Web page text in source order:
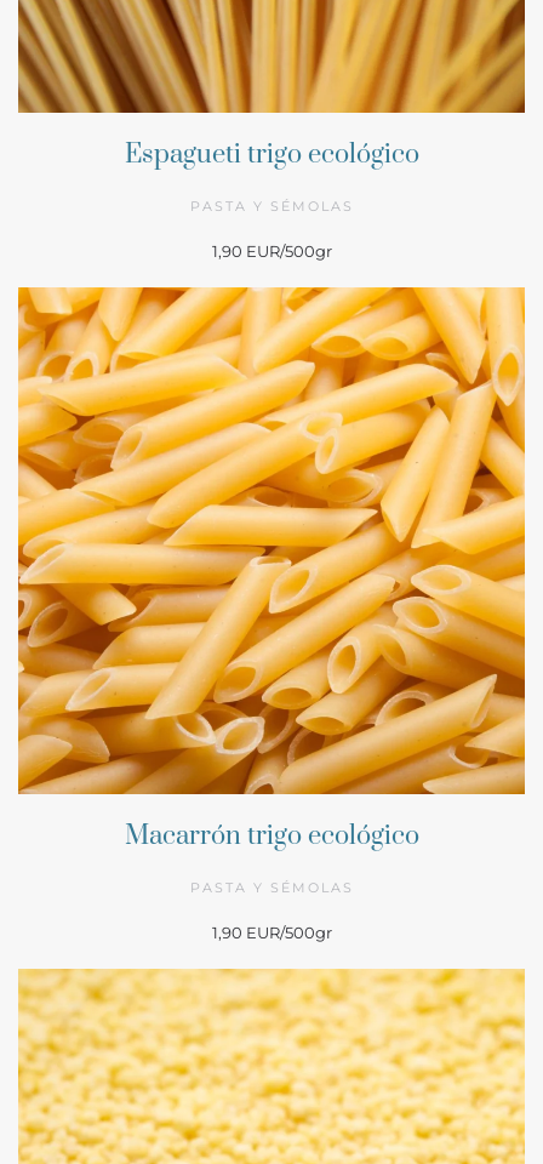
Espagueti trigo ecológico
PASTA Y SÉMOLAS
1,90 EUR/500gr
Macarrón trigo ecológico
PASTA Y SÉMOLAS
1,90 EUR/500gr